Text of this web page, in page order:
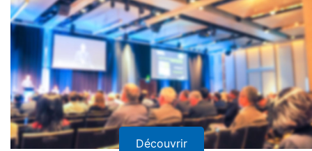
Découvrir